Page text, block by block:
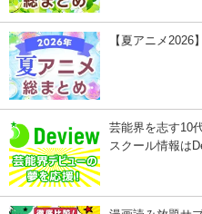
【夏アニメ2026
芸能界を志す10
スクール情報は